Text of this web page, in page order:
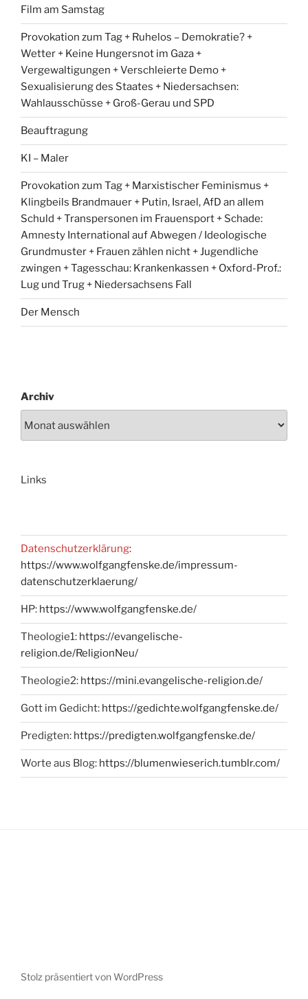
Film am Samstag
Provokation zum Tag + Ruhelos – Demokratie? +
Wetter + Keine Hungersnot im Gaza +
Vergewaltigungen + Verschleierte Demo +
Sexualisierung des Staates + Niedersachsen:
Wahlausschüsse + Groß-Gerau und SPD
Beauftragung
KI – Maler
Provokation zum Tag + Marxistischer Feminismus +
Klingbeils Brandmauer + Putin, Israel, AfD an allem
Schuld + Transpersonen im Frauensport + Schade:
Amnesty International auf Abwegen / Ideologische
Grundmuster + Frauen zählen nicht + Jugendliche
zwingen + Tagesschau: Krankenkassen + Oxford-Prof.:
Lug und Trug + Niedersachsens Fall
Der Mensch
Archiv
Links
Datenschutzerklärung:
https://www.wolfgangfenske.de/impressum-
datenschutzerklaerung/
HP: https://www.wolfgangfenske.de/
Theologie1: https://evangelische-
religion.de/ReligionNeu/
Theologie2: https://mini.evangelische-religion.de/
Gott im Gedicht: https://gedichte.wolfgangfenske.de/
Predigten: https://predigten.wolfgangfenske.de/
Worte aus Blog: https://blumenwieserich.tumblr.com/
Stolz präsentiert von WordPress